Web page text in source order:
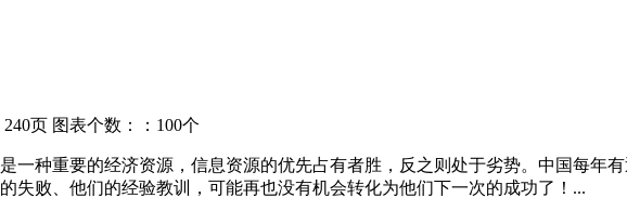
页 图表个数：：100个
一种重要的经济资源，信息资源的优先占有者胜，反之则处于劣势。中国每年
失败、他们的经验教训，可能再也没有机会转化为他们下一次的成功了！...